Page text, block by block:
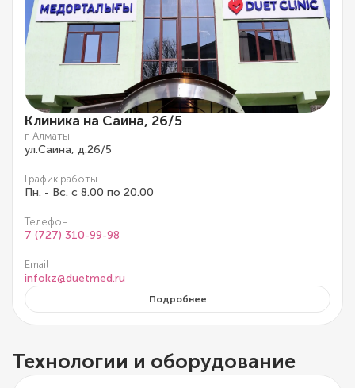
Клиника на Саина, 26/5
г. Алматы
ул.Саина, д.26/5
График работы
Пн. - Вс. с 8.00 по 20.00
Телефон
7 (727) 310-99-98
Email
infokz@duetmed.ru
Подробнее
Технологии и оборудование